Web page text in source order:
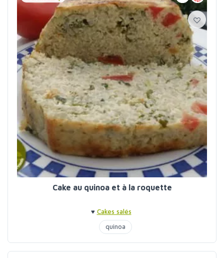
Cake au quinoa et à la roquette
♥ Cakes salés
quinoa